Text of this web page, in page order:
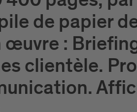
de papier
œuvre :
clientèle.